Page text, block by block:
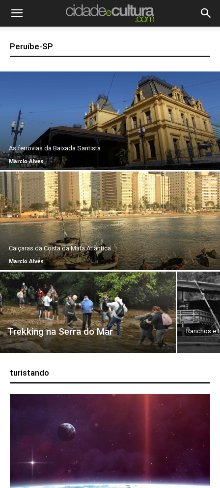
Peruíbe-SP
As ferrovias da Baixada Santista
Marcio Alves
Caiçaras da Costa da Mata Atlântica
Marcio Alves
Trekking na Serra do Mar Ranchos e
turistando